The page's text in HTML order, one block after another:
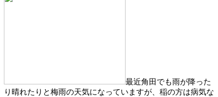
最近角田でも雨が降った
り晴れたりと梅雨の天気になっていますが、稲の方は病気な